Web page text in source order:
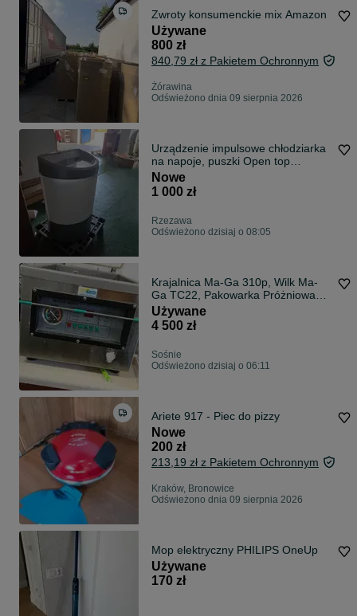
Zwroty konsumenckie mix Amazon
Używane
800 zł
840,79 zł z Pakietem Ochronnym
Żórawina
Odświeżono dnia 09 sierpnia 2026
Urządzenie impulsowe chłodziarka
na napoje, puszki Open top
lodówka
Nowe
1 000 zł
Rzezawa
Odświeżono dzisiaj o 08:05
Krajalnica Ma-Ga 310p, Wilk Ma-
Ga TC22, Pakowarka Próżniowa
Tech-Prim
Używane
4 500 zł
Sośnie
Odświeżono dzisiaj o 06:11
Ariete 917 - Piec do pizzy
Nowe
200 zł
213,19 zł z Pakietem Ochronnym
Kraków, Bronowice
Odświeżono dnia 09 sierpnia 2026
Mop elektryczny PHILIPS OneUp
Używane
170 zł